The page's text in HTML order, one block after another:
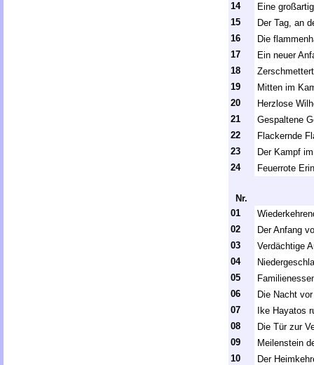
14
Eine
15
Der Tag, an
16
Die
17
Ein neuer
18
19
Mitten im
20
Herzlose
21
Gespaltene
22
Flackernde
23
Der Kampf
24
Feuerrote
Nr.
01
02
Der Anfang
03
Verdächtige
04
05
06
Die Nacht
07
Ike Hayatos
08
Die Tür zur
09
Meilenstein
10
Der